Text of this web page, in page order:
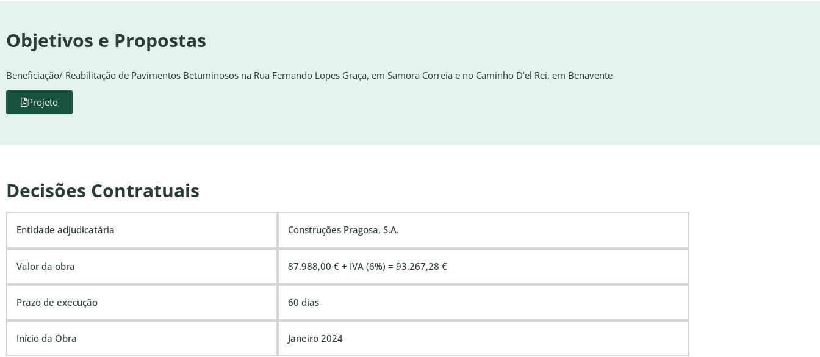
Objetivos e Propostas
Beneficiação/ Reabilitação de Pavimentos Betuminosos na Rua Fernando Lopes Graça, em Samora Correia e no Caminho D’el Rei, em Benavente
Projeto
Decisões Contratuais
Entidade adjudicatária Construções Pragosa, S.A.
Valor da obra 87.988,00 € + IVA (6%) = 93.267,28 €
Prazo de execução 60 dias
Início da Obra Janeiro 2024